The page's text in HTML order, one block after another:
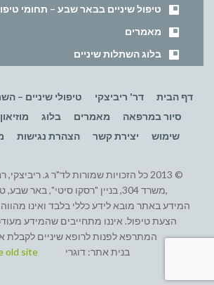
טיפול שיניים בבאר שבע – תחומי
מאמרים
בלוג השתלות שיניים
דף הבית דר' ריביצקי טיפולי שיניים –
סיור במרפאה
מאמרים בלוג
שימוש
יצירת קשר הצהרת נגישות
,משרד 304, בניין "רסקו סיטי", באר שבע, טל: 08-6279640
המידע באתר מובא לידע כללי בלבד ואינו
הצעת טיפול. איננו מתחייבים שהמידע
המתרפא לפנות לרופא שיניים לקבלת
בנית אתר:דוגרי old site